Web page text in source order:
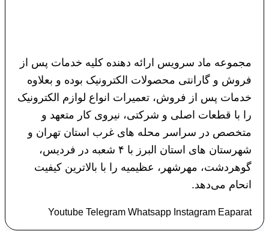
مجموعه ماد سرویس ارائه دهنده کلیه خدمات پس از
فروش و گارانتی محصولات الکترونیک بوده و بعلاوه
خدمات پس از فروش، تعمیرات انواع لوازم الکترونیک
را با قطعات اصلی و شرکتی، نیروی کار متعهد و
متخصص در سراسر محله های غرب استان تهران و
شهرستان های استان البرز با ۴ شعبه در فردیس،
گوهردشت، مهرشهر، عظیمیه را با بالاترین کیفیت
انحام می‌دهد.
Youtube Telegram Whatsapp Instagram Eaparat